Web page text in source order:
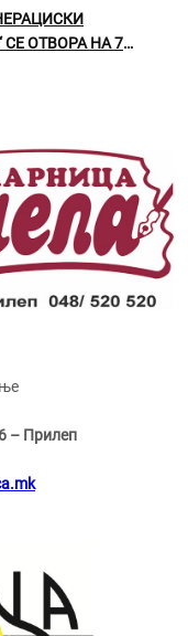
ОТВОРА НА 7
– Прилеп